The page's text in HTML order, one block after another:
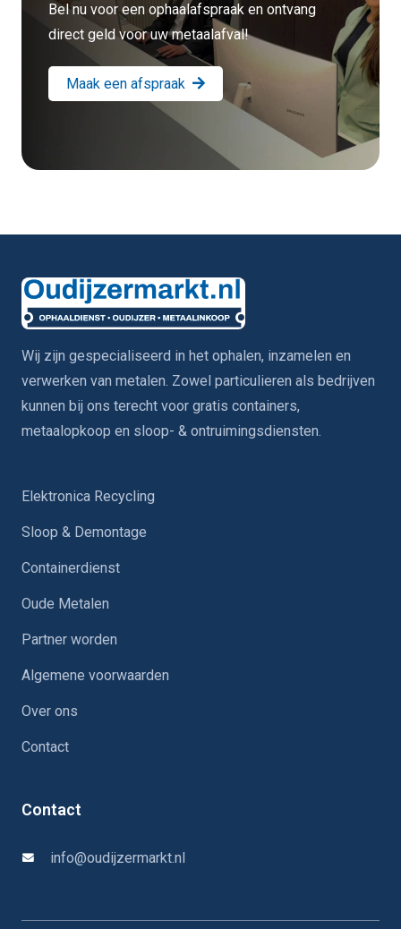
Bel nu voor een ophaalafspraak en ontvang
direct geld voor uw metaalafval!
Maak een afspraak
Wij zijn gespecialiseerd in het ophalen, inzamelen en
verwerken van metalen. Zowel particulieren als bedrijven
kunnen bij ons terecht voor gratis containers,
metaalopkoop en sloop- & ontruimingsdiensten.
Elektronica Recycling
Sloop & Demontage
Containerdienst
Oude Metalen
Partner worden
Algemene voorwaarden
Over ons
Contact
Contact
info@oudijzermarkt.nl